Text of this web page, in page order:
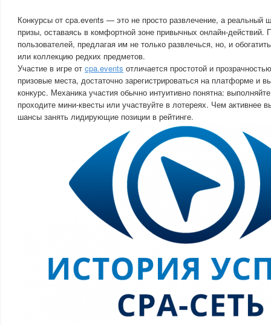
Конкурсы от cpa.events — это не просто развлечение, а реальный
призы, оставаясь в комфортной зоне привычных онлайн-
пользователей, предлагая им не только развлечься, но, и
или коллекцию редких предметов.
Участие в игре от cpa.events отличается простотой и
призовые места, достаточно зарегистрироваться на платформе и
конкурс. Механика участия обычно интуитивно понятна:
проходите мини-квесты или участвуйте в лотереях. Чем активнее
шансы занять лидирующие позиции в рейтинге.